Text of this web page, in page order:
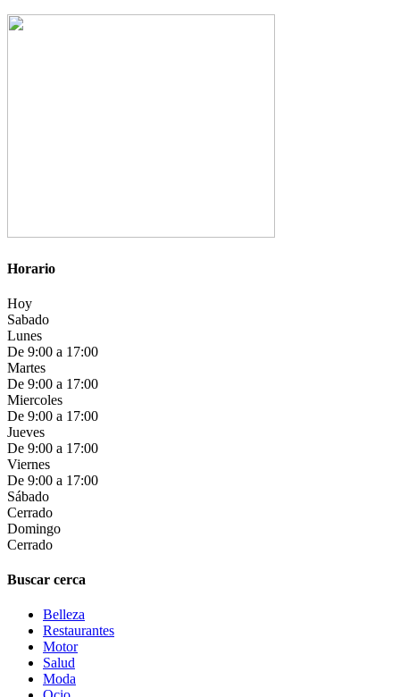
Horario
Hoy
Sabado
Lunes
De 9:00 a 17:00
Martes
De 9:00 a 17:00
Miercoles
De 9:00 a 17:00
Jueves
De 9:00 a 17:00
Viernes
De 9:00 a 17:00
Sábado
Cerrado
Domingo
Cerrado
Buscar cerca
Belleza
Restaurantes
Motor
Salud
Moda